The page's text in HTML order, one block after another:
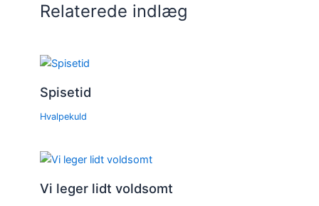
Relaterede indlæg
Spisetid
Hvalpekuld
Vi leger lidt voldsomt